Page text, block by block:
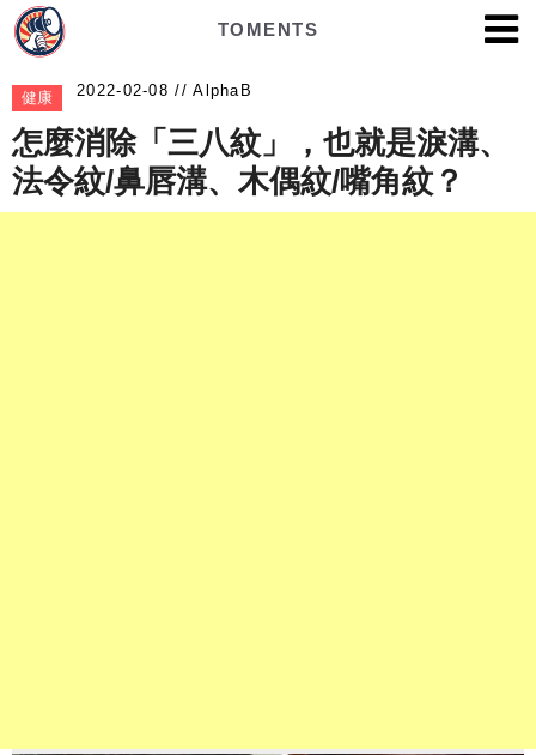
TOMENTS
健康 AlphaB
怎麼消除「三八紋」，也就是淚溝、
法令紋/鼻唇溝、木偶紋/嘴角紋？